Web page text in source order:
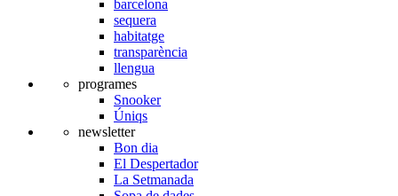
barcelona
sequera
habitatge
transparència
llengua
programes
Snooker
Úniqs
newsletter
Bon dia
El Despertador
La Setmanada